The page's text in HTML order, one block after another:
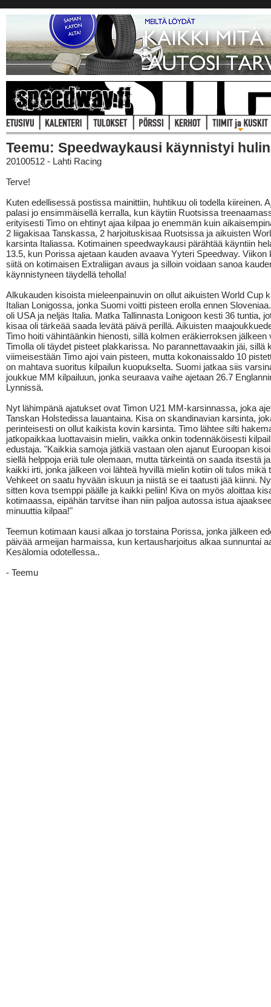
Teemu: Speedwaykausi käynnistyi
20100512 - Lahti Racing
Terve!
Kuten edellisessä postissa mainittiin, huhtikuu oli todella kiireinen.
palasi jo ensimmäisellä kerralla, kun käytiin Ruotsissa
erityisesti Timo on ehtinyt ajaa kilpaa jo enemmän kuin
2 liigakisaa Tanskassa, 2 harjoituskisaa Ruotsissa ja aikuisten
karsinta Italiassa. Kotimainen speedwaykausi pärähtää käyntiin
13.5, kun Porissa ajetaan kauden avaava Yyteri Speedway. Viikon
siitä on kotimaisen Extraliigan avaus ja silloin voidaan sanoa
käynnistyneen täydellä teholla!
Alkukauden kisoista mieleenpainuvin on ollut aikuisten World Cup
Italian Lonigossa, jonka Suomi voitti pisteen erolla ennen
oli USA ja neljäs Italia. Matka Tallinnasta Lonigoon kesti 36 tuntia,
kisaa oli tärkeää saada levätä päivä perillä. Aikuisten
Timo hoiti vähintäänkin hienosti, sillä kolmen eräkierroksen jälkeen
Timolla oli täydet pisteet plakkarissa. No parannettavaakin jäi, sillä
viimeisestään Timo ajoi vain pisteen, mutta kokonaissaldo 10
on mahtava suoritus kilpailun kuopukselta. Suomi jatkaa siis
joukkue MM kilpailuun, jonka seuraava vaihe ajetaan 26.7
Lynnissä.
Nyt lähimpänä ajatukset ovat Timon U21 MM-karsinnassa, joka
Tanskan Holstedissa lauantaina. Kisa on skandinavian karsinta,
perinteisesti on ollut kaikista kovin karsinta. Timo lähtee silti
jatkopaikkaa luottavaisin mielin, vaikka onkin todennäköisesti
edustaja. "Kaikkia samoja jätkiä vastaan olen ajanut Euroopan
siellä helppoja eriä tule olemaan, mutta tärkeintä on saada itsestä
kaikki irti, jonka jälkeen voi lähteä hyvillä mielin kotiin oli tulos mikä
Vehkeet on saatu hyvään iskuun ja niistä se ei taatusti jää kiinni.
sitten kova tsemppi päälle ja kaikki peliin! Kiva on myös aloittaa
kotimaassa, eipähän tarvitse ihan niin paljoa autossa istua
minuuttia kilpaa!"
Teemun kotimaan kausi alkaa jo torstaina Porissa, jonka jälkeen
päivää armeijan harmaissa, kun kertausharjoitus alkaa sunnuntai
Kesälomia odotellessa..
- Teemu